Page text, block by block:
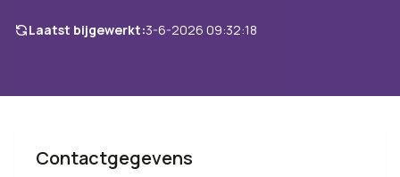
Laatst bijgewerkt:3-6-2026 09:32:18
Contactgegevens